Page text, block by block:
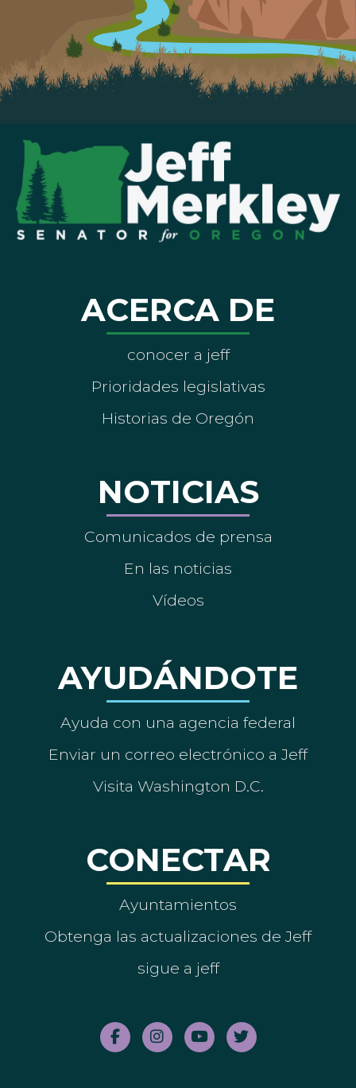
ACERCA DE
conocer a jeff
Prioridades legislativas
Historias de Oregón
NOTICIAS
Comunicados de prensa
En las noticias
Vídeos
AYUDÁNDOTE
Ayuda con una agencia federal
Enviar un correo electrónico a Jeff
Visita Washington D.C.
CONECTAR
Ayuntamientos
Obtenga las actualizaciones de Jeff
sigue a jeff